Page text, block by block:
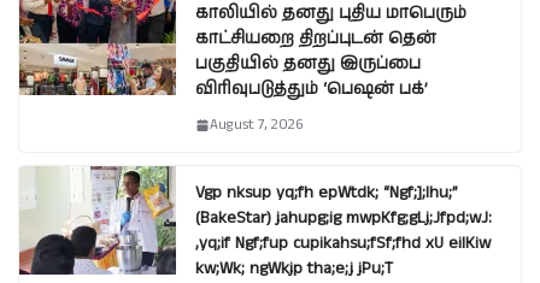
காலியில் தனது புதிய மாபெரும்
காட்சியறை திறப்புடன் தென்
பகுதியில் தனது இருப்பை
விரிவுபடுத்தும் ‘பெஷன் பக்’
August 7, 2026
Vgp nksup yq;fh epWtdk; “Ngf;];lhu;”
(BakeStar) jahupg;ig mwpKfg;gLj;Jfpd;wJ:
,yq;if Ngf;fup cupikahsu;fSf;fhd xU eilKiw
kw;Wk; ngWkjp tha;e;j jPu;T